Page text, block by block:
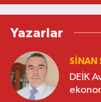
Yazarlar
SINAN
DEİK